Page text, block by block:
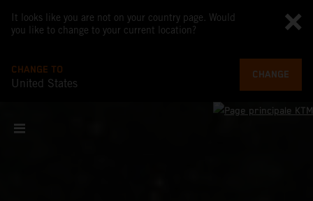
It looks like you are not on your country page. Would
you like to change to your current location?
CHANGE TO
United States
CHANGE